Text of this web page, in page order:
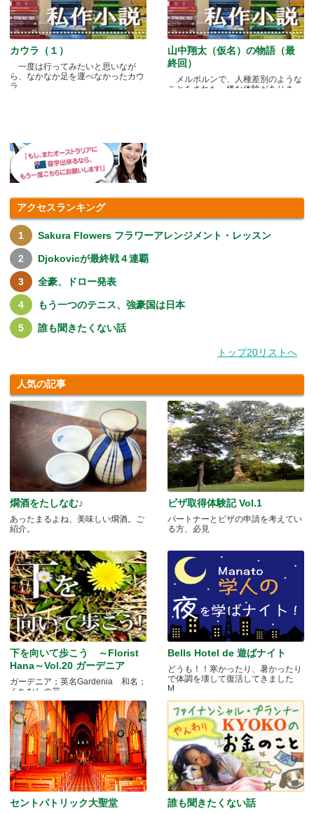
カウラ（１）
一度は行ってみたいと思いなが
ら、なかなか足を運べなかったカウ
ラ.....
山中翔太（仮名）の物語（最
終回）
メルボルンで、人種差別のような
ことをされた、嫌な体験がありま
アクセスランキング
Sakura Flowers フラワーアレンジメント・レッスン
Djokovicが最終戦４連覇
全豪、ドロー発表
もう一つのテニス、強豪国は日本
誰も聞きたくない話
トップ20リストへ
人気の記事
燗酒をたしなむ♪
あったまるよね、美味しい燗酒。ご
紹介。
ビザ取得体験記 Vol.1
パートナーとビザの申請を考えてい
る方、必見
下を向いて歩こう ～Florist
Hana～Vol.20 ガーデニア
ガーデニア；英名Gardenia 和名；
くちなしの花 .....
Bells Hotel de 遊ばナイト
どうも！！寒かったり、暑かったり
で体調を壊して復活してきました
M.....
セントパトリック大聖堂 誰も聞きたくない話